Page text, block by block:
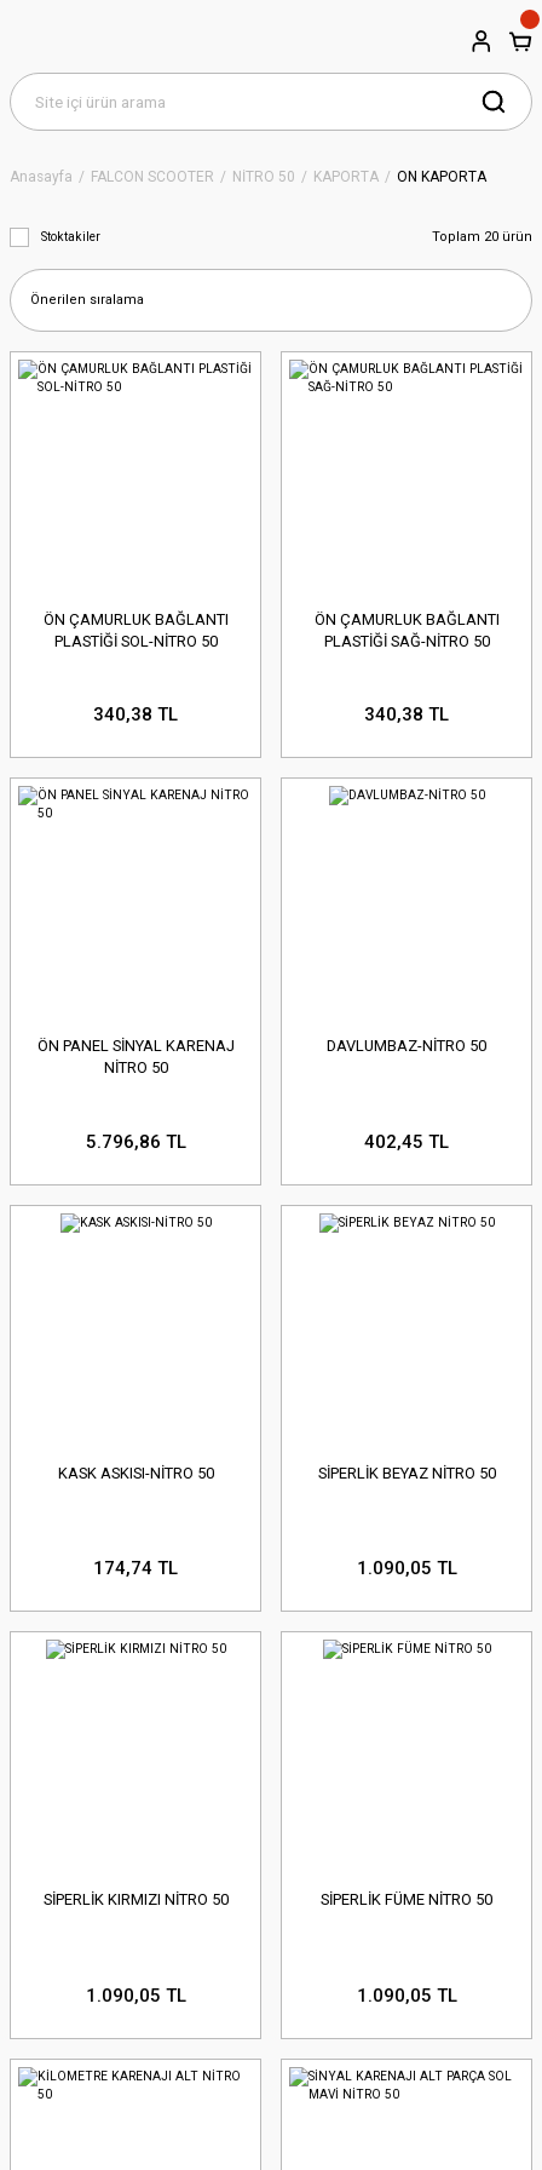
Anasayfa FALCON SCOOTER NİTRO 50 KAPORTA ÖN KAPORTA
Stoktakiler Toplam 20 ürün
ÖN ÇAMURLUK BAĞLANTI
PLASTİĞİ SOL-NİTRO 50
340,38 TL
ÖN ÇAMURLUK BAĞLANTI
PLASTİĞİ SAĞ-NİTRO 50
340,38 TL
ÖN PANEL SİNYAL KARENAJ
NİTRO 50
5.796,86 TL
DAVLUMBAZ-NİTRO 50
402,45 TL
KASK ASKISI-NİTRO 50
174,74 TL
SİPERLİK BEYAZ NİTRO 50
1.090,05 TL
SİPERLİK KIRMIZI NİTRO 50
1.090,05 TL
SİPERLİK FÜME NİTRO 50
1.090,05 TL